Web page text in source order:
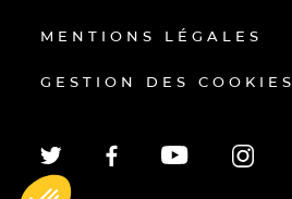
MENTIONS LÉGALES
GESTION DES COOKIES